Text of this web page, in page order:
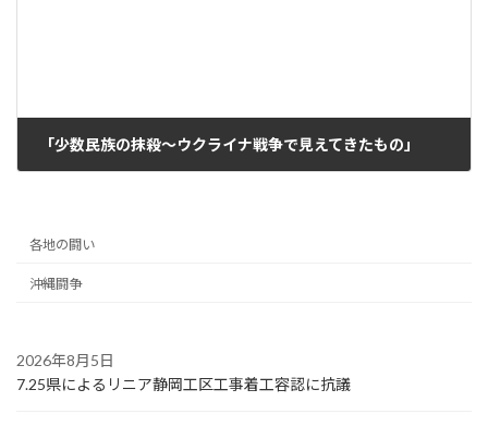
「少数民族の抹殺～ウクライナ戦争で見えてきたもの」
各地の闘い
沖縄闘争
2026年8月5日
7.25県によるリニア静岡工区工事着工容認に抗議